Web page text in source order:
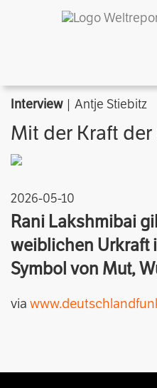
Interview| Antje Stiebitz
Mit der Kraft
2026-05-10
Rani Lakshmibai
weiblichen Urkraft
Symbol von Mut,
via